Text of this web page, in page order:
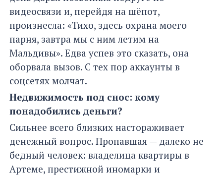
видеосвязи и, перейдя на шёпот,
произнесла: «Тихо, здесь охрана моего
парня, завтра мы с ним летим на
Мальдивы». Едва успев это сказать, она
оборвала вызов. С тех пор аккаунты в
соцсетях молчат.
Недвижимость под снос: кому
понадобились деньги?
Сильнее всего близких настораживает
денежный вопрос. Пропавшая — далеко не
бедный человек: владелица квартиры в
Артеме, престижной иномарки и